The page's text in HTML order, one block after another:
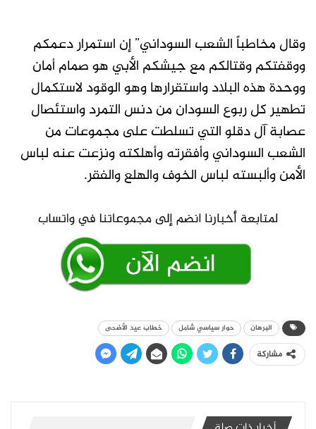
وقال مخاطباً الشعب السوداني” إن استمرار دعمكم
ووقفتكم وقتالكم مع جيشكم الأبي هو صمام أمان
ووحدة هذه البلاد واستقرارها وهو الوقود لاستكمال
تطهير كل ربوع السودان من دنس التمرد واستئصال
عصابة آل دقلو التي تسلطت على مجموعات من
الشعب السوداني وأفقرته وأهلكته ونزعت عنه لباس
الأمن وألبسته لباس الخوف والهلع والفقر.
البرهان حوار سياسي شامل خطاب عيد الأضحى
مشاركة